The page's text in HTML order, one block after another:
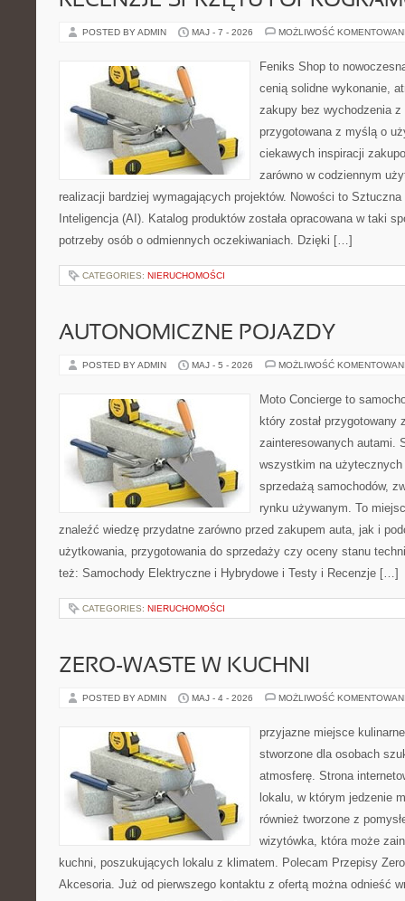
POSTED BY ADMIN MAJ - 7 - 2026 MOŻLIWOŚĆ
Feniks Shop to
cenią solidne wykonanie,
zakupy bez wychodzenia z
przygotowana z myślą o
ciekawych inspiracji
zarówno w codziennym
realizacji bardziej wymagających projektów. Nowości to
Inteligencja (AI). Katalog produktów została opracowana w taki
potrzeby osób o odmiennych oczekiwaniach. Dzięki […]
CATEGORIES: NIERUCHOMOŚCI
AUTONOMICZNE POJAZDY
POSTED BY ADMIN MAJ - 5 - 2026 MOŻLIWOŚĆ
Moto Concierge to
który został przygotowany
zainteresowanych autami.
wszystkim na
sprzedażą samochodów,
rynku używanym. To
znaleźć wiedzę przydatne zarówno przed zakupem auta, jak i
użytkowania, przygotowania do sprzedaży czy oceny stanu
też: Samochody Elektryczne i Hybrydowe i Testy i Recenzje […]
CATEGORIES: NIERUCHOMOŚCI
ZERO-WASTE W KUCHNI
POSTED BY ADMIN MAJ - 4 - 2026 MOŻLIWOŚĆ
przyjazne miejsce
stworzone dla osobach
atmosferę. Strona
lokalu, w którym jedzenie
również tworzone z
wizytówka, która może
kuchni, poszukujących lokalu z klimatem. Polecam Przepisy
Akcesoria. Już od pierwszego kontaktu z ofertą można odnieść